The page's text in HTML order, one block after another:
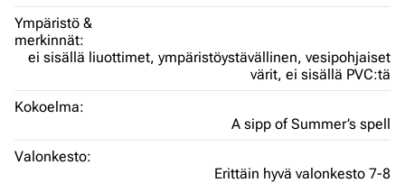
Ympäristö &
merkinnät:
ei sisällä liuottimet, ympäristöystävällinen, vesipohjaiset
värit, ei sisällä PVC:tä
Kokoelma:
A sipp of Summer’s spell
Valonkesto:
Erittäin hyvä valonkesto 7-8